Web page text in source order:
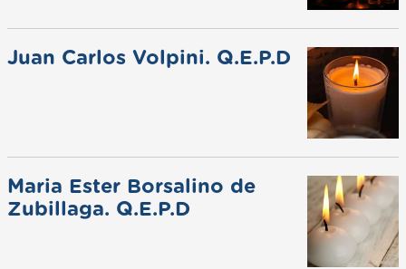
Juan Carlos Volpini. Q.E.P.D
Maria Ester Borsalino de
Zubillaga. Q.E.P.D